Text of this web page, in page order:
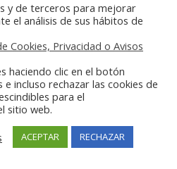
ACERO INOXIDABLE
HORECA
HOSTELERÍA MADRID
monoblock a medida
monoblock a medida
profesionales industriales
y de terceros para mejorar
el análisis de sus hábitos de
Cookies, Privacidad o Avisos
haciendo clic en el botón
e incluso rechazar las cookies de
para el
sitio web.
ACEPTAR RECHAZAR